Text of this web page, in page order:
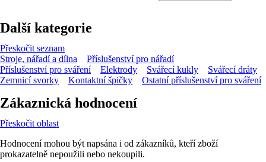
Další kategorie
Přeskočit seznam
Stroje, nářadí a dílna
Příslušenství pro nářadí
Příslušenství pro sváření
Elektrody Svářecí kukly
Svářecí dráty
Zemnicí svorky
Kontaktní špičky Ostatní příslušenství pro sváření
Zákaznická hodnocení
Přeskočit oblast
Hodnocení mohou být napsána i od zákazníků, kteří zboží
prokazatelně nepoužili nebo nekoupili.